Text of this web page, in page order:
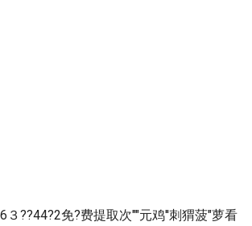
３??44?2免?费提取次""元鸡''刺猬菠"萝看